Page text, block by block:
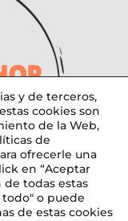
y de terceros,
cookies son
de la Web,
de
ofrecerle una
en “Aceptar
de todas estas
todo" o puede
de estas cookies